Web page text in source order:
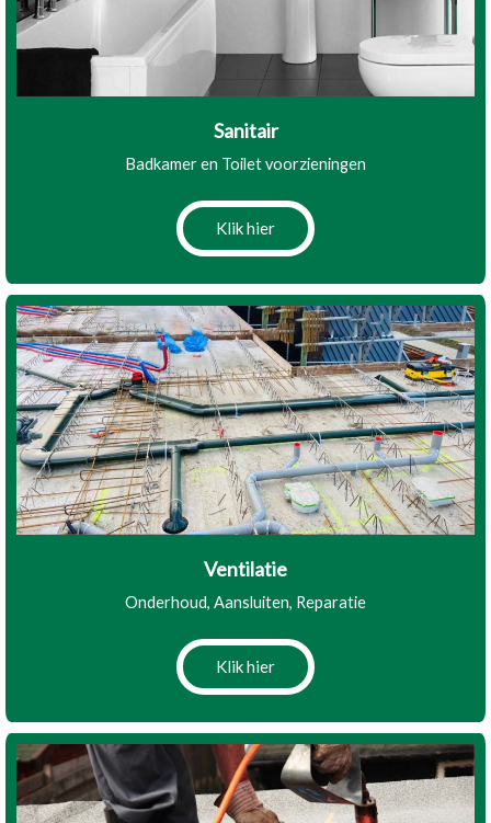
Sanitair
Badkamer en Toilet voorzieningen
Klik hier
Ventilatie
Onderhoud, Aansluiten, Reparatie
Klik hier